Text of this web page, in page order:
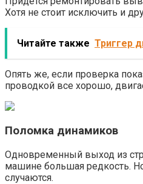
Хотя не стоит исключить и
Читайте также Триггер
Опять же, если проверка
проводкой все хорошо,
Поломка динамиков
Одновременный выход из
машине большая редкость.
случаются.